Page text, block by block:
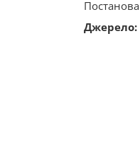
Постанова
Джерело: